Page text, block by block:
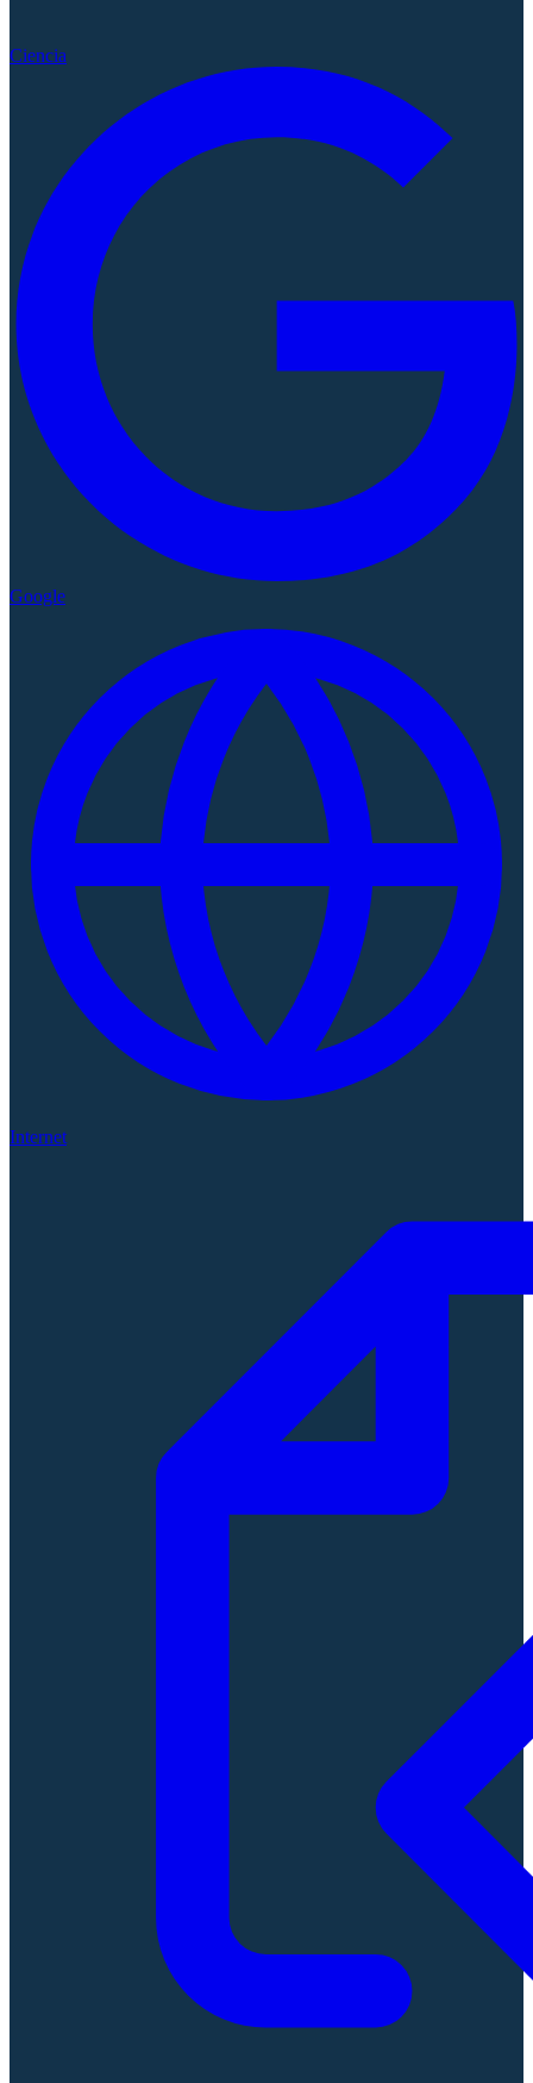
Ciencia
Google
Internet